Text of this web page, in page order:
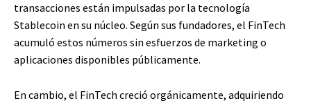
transacciones están impulsadas por la tecnología
Stablecoin en su núcleo. Según sus fundadores, el FinTech
acumuló estos números sin esfuerzos de marketing o
aplicaciones disponibles públicamente.
En cambio, el FinTech creció orgánicamente, adquiriendo